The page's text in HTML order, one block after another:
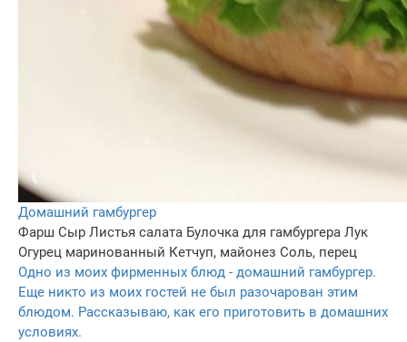
Домашний гамбургер
Фарш Сыр Листья салата Булочка для гамбургера Лук
Огурец маринованный Кетчуп, майонез Соль, перец
Одно из моих фирменных блюд - домашний гамбургер.
Еще никто из моих гостей не был разочарован этим
блюдом. Рассказываю, как его приготовить в домашних
условиях.